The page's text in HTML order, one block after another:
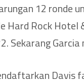
12 ronde
Hard Rock Hotel
Sekarang Garcia
Davis